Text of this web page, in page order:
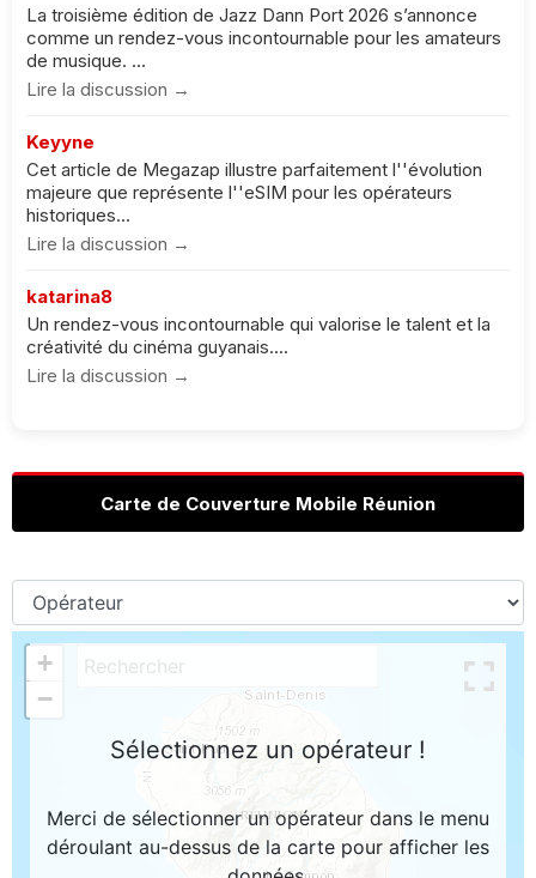
La troisième édition de Jazz Dann Port 2026 s’annonce
comme un rendez-vous incontournable pour les amateurs
de musique. ...
Lire la discussion →
Keyyne
Cet article de Megazap illustre parfaitement l''évolution
majeure que représente l''eSIM pour les opérateurs
historiques...
Lire la discussion →
katarina8
Un rendez-vous incontournable qui valorise le talent et la
créativité du cinéma guyanais....
Lire la discussion →
Carte de Couverture Mobile Réunion